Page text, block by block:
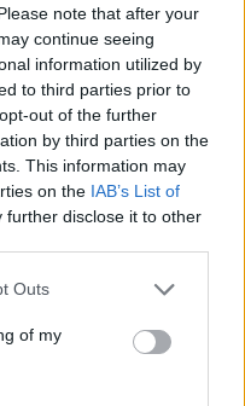
note that after your
continue seeing
information utilized by
to third parties prior to
out of the further
by third parties on the
This information may
on the IAB’s List of
further disclose it to other
Outs
of my
jelentősen
Vannak csapatok,
névsort, közben több
hangol a